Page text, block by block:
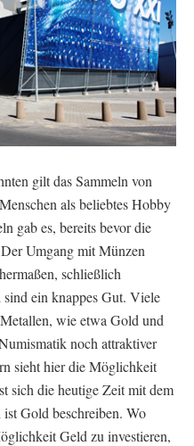
gilt das Sammeln von
als beliebtes Hobby
gab es, bereits bevor die
Umgang mit Münzen
schließlich
sind ein knappes Gut. Viele
wie etwa Gold und
noch attraktiver
sieht hier die Möglichkeit
sich die heutige Zeit mit dem
Gold beschreiben. Wo
Geld zu investieren,